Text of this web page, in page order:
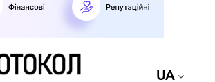
UA